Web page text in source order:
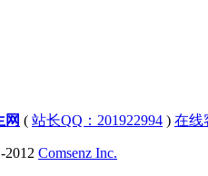
网 ( 站长QQ：201922994 ) 在线
2012 Comsenz Inc.